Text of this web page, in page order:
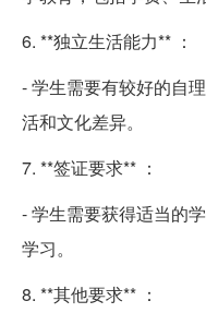
6. **独立生活能力** ：
- 学生需要有较好的自
活和文化差异。
7. **签证要求** ：
- 学生需要获得适当的
学习。
8. **其他要求** ：